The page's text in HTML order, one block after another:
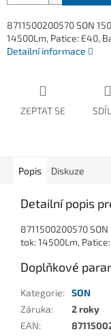
8711500200570 SON
14500Lm, Patice: E40,
Detailní informace
ZEPTAT SE
Popis Diskuze
Detailní popis
8711500200570
tok: 14500Lm,
Doplňkové
Kategorie: SON
Záruka:
2 roky
EAN: